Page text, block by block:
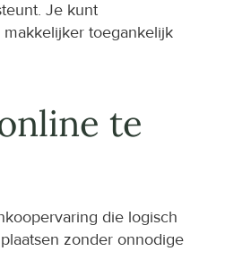
Je kunt
toegankelijk
te
die logisch
zonder onnodige